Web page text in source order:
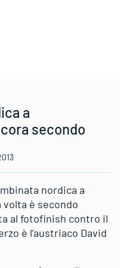
a
secondo
nordica a
volta è secondo
al fotofinish contro il
è l’austriaco David